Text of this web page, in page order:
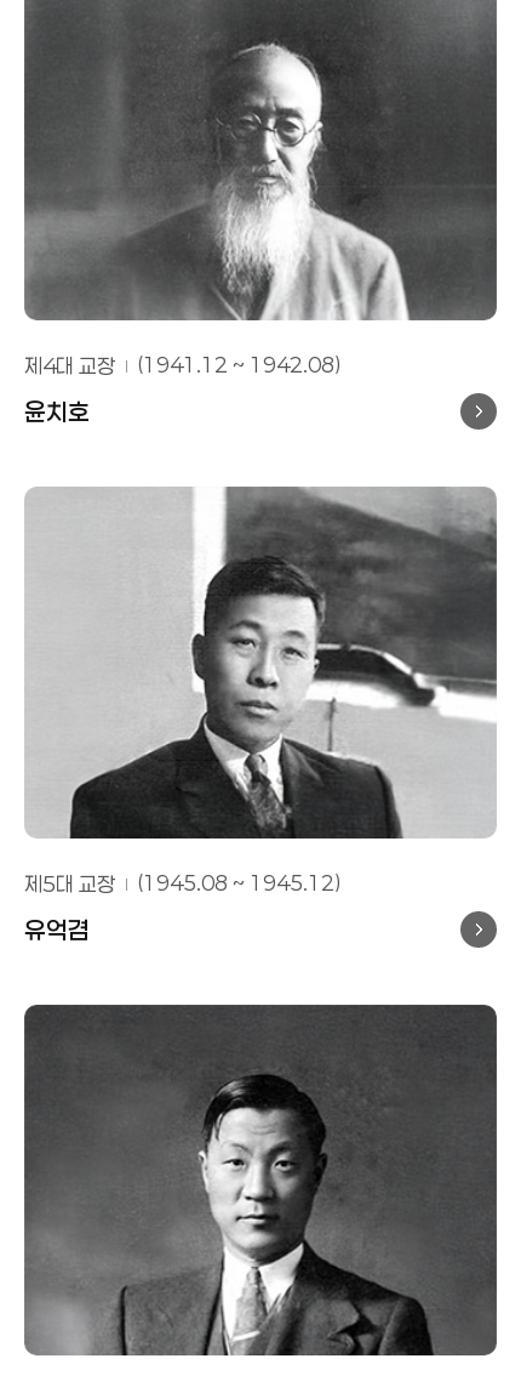
제4대 교장 (1941.12 ~ 1942.08)
윤치호
제5대 교장 (1945.08 ~ 1945.12)
유억겸